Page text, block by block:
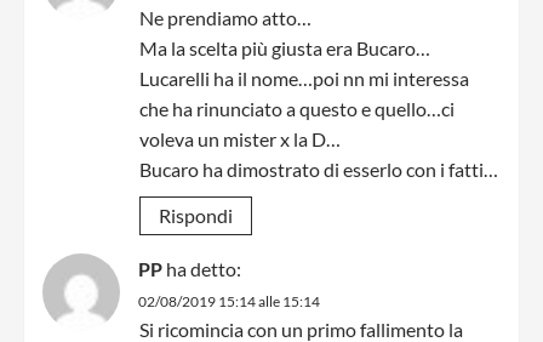
Ne prendiamo atto…
Ma la scelta più giusta era Bucaro…
Lucarelli ha il nome…poi nn mi interessa
che ha rinunciato a questo e quello…ci
voleva un mister x la D…
Bucaro ha dimostrato di esserlo con i fatti…
Rispondi
PP ha detto:
02/08/2019 15:14 alle 15:14
Si ricomincia con un primo fallimento la